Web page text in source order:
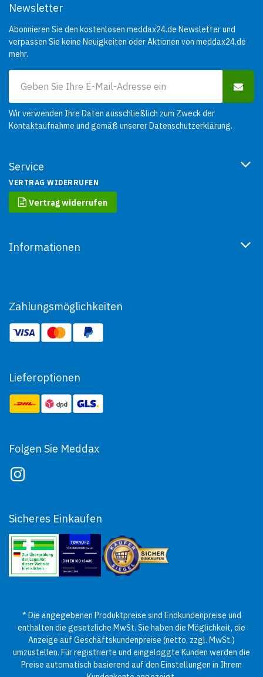
Service
VERTRAG WIDERRUFEN
Vertrag widerrufen
Informationen
Newsletter
Abonnieren Sie den kostenlosen meddax24.de Newsletter und
verpassen Sie keine Neuigkeiten oder Aktionen von meddax24.de
mehr.
Wir verwenden Ihre Daten ausschließlich zum Zweck der
Kontaktaufnahme und gemäß unsererDatenschutzerklärung.
Zahlungsmöglichkeiten
Lieferoptionen
Folgen Sie Meddax
Sicheres Einkaufen
* Die angegebenen Produktpreise sind Endkundenpreise und
enthalten die gesetzliche MwSt. Sie haben die Möglichkeit, die
Anzeige auf Geschäftskundenpreise (netto, zzgl. MwSt.)
umzustellen. Für registrierte und eingeloggte Kunden werden die
Preise automatisch basierend auf den Einstellungen in Ihrem